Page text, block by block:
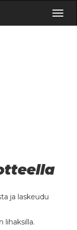
ja laskeudu
lihaksilla.